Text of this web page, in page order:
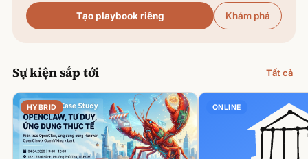
Tạo playbook riêng Khám phá
Sự kiện sắp tới Tất cả
HYBRID ONLINE